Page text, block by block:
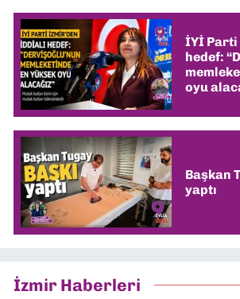
İYİ Parti
hedef:
oyu
Başkan
yaptı
İzmir Haberleri